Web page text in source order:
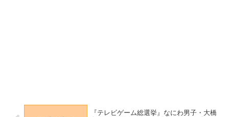
『テレビゲーム総選挙』なにわ男子・大橋